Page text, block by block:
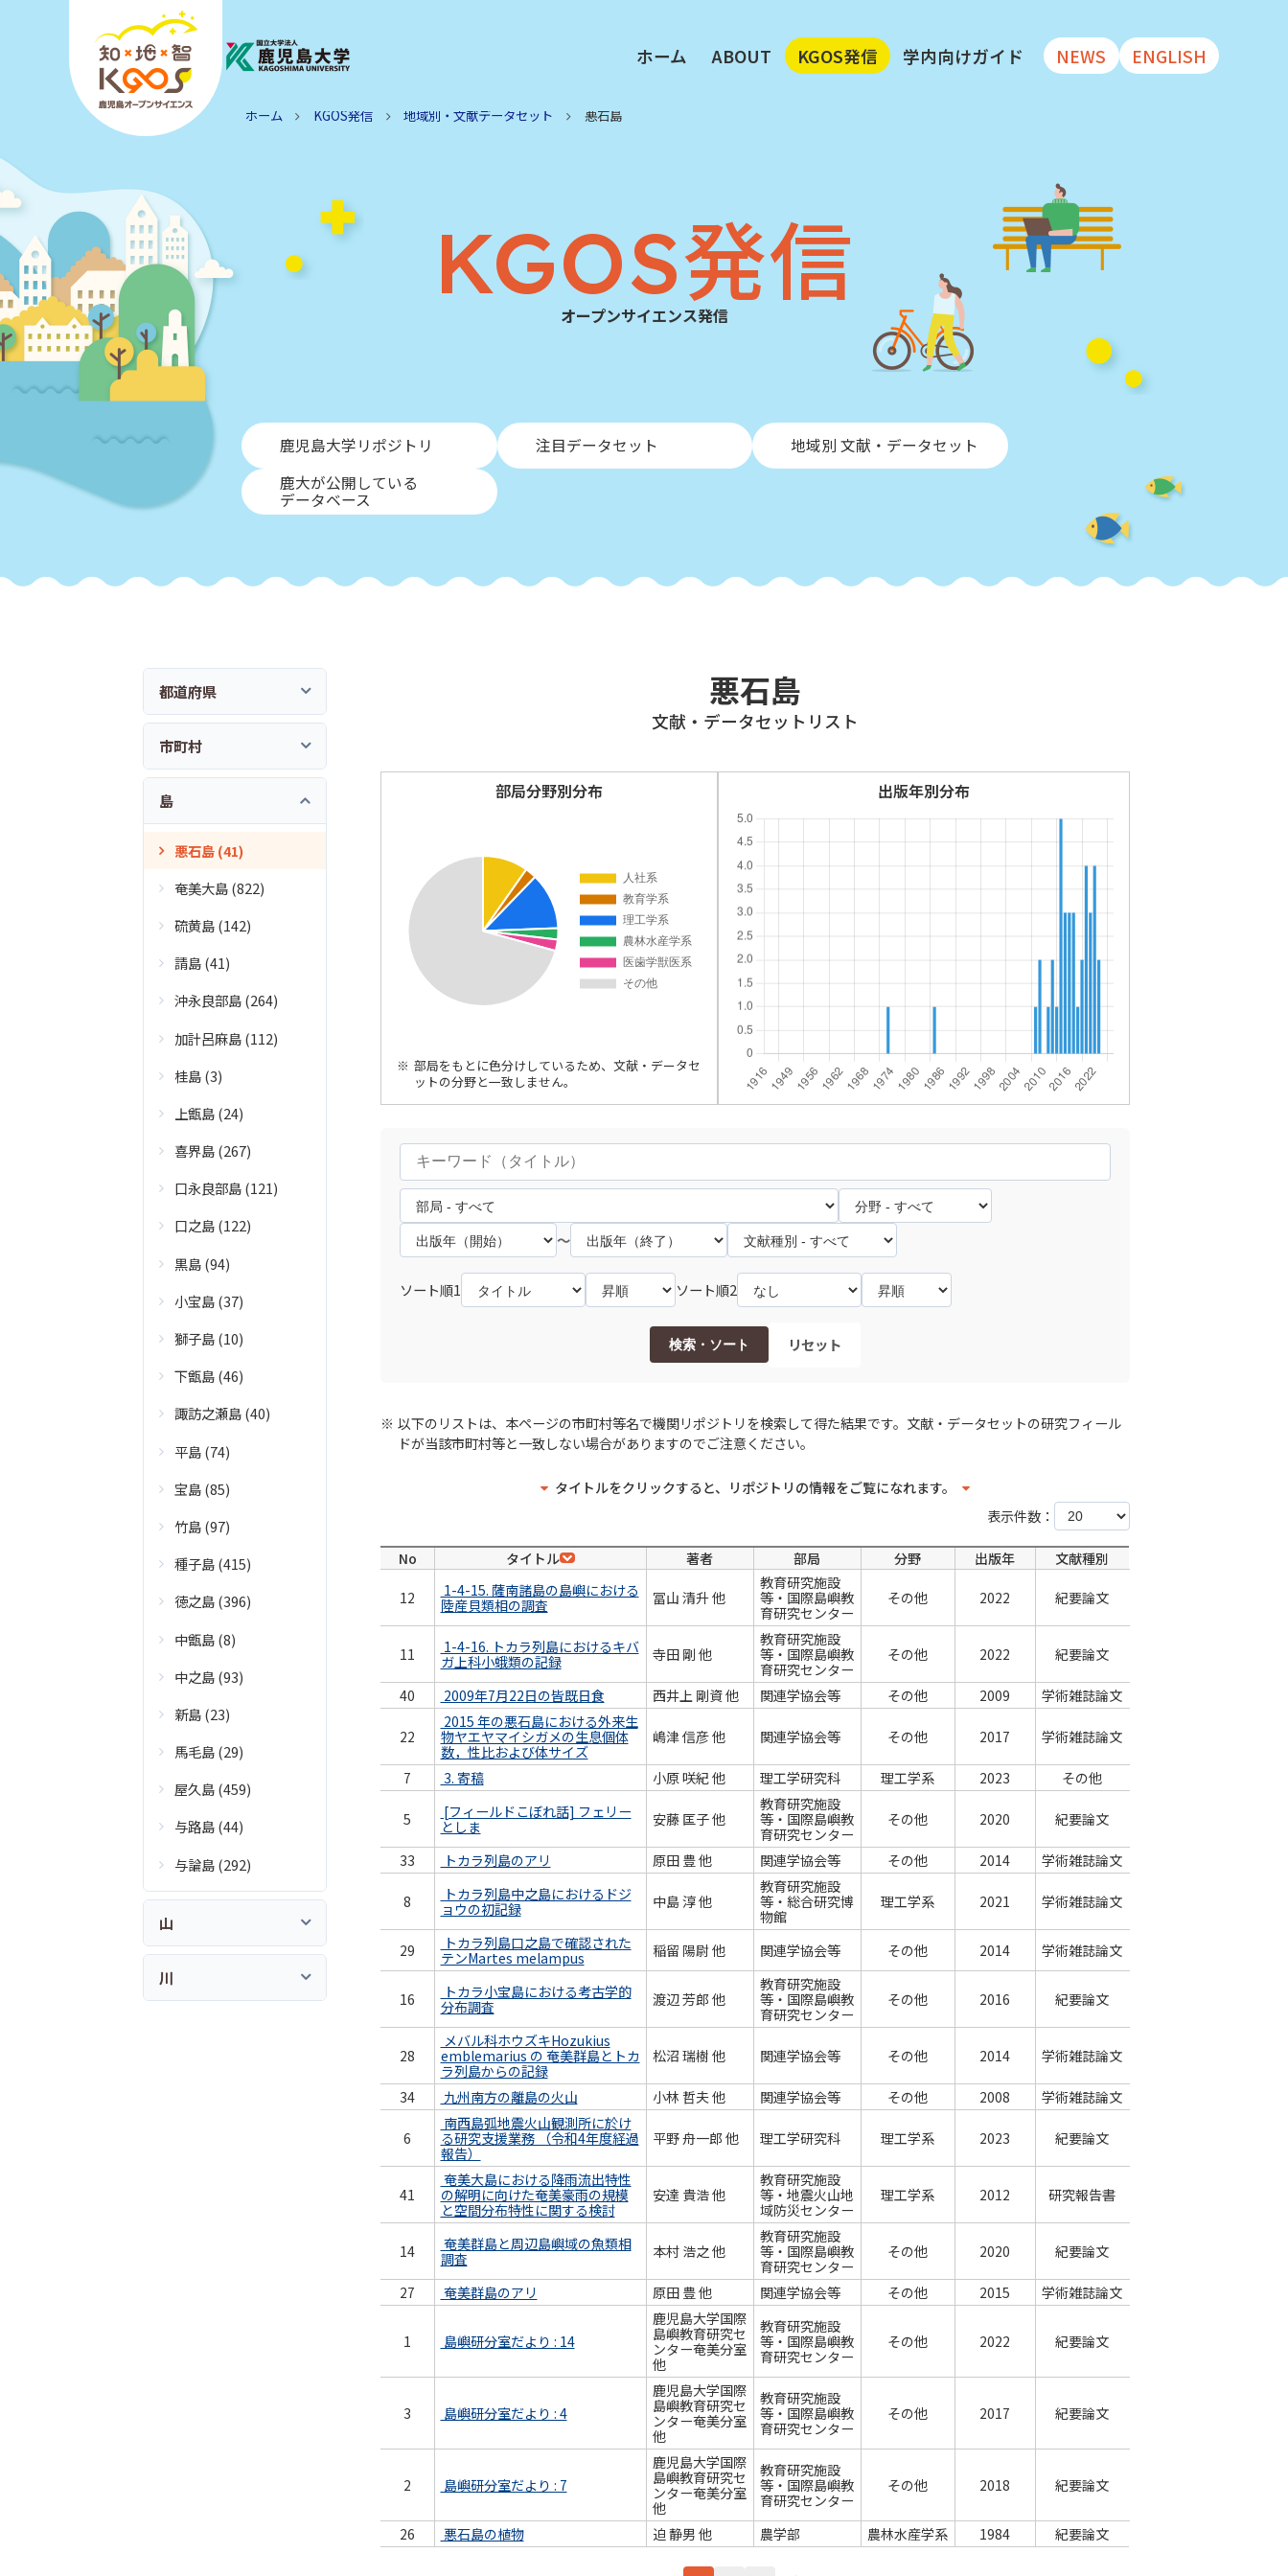
ホーム ABOUT KGOS発信 学内向けガイド NEWS ENGLISH
ホーム KGOS発信 地域別・文献データセット 悪石島
KGOS発信
オープンサイエンス発信
鹿児島大学リポジトリ 注目データセット
地域別 文献・データセット
鹿大が公開している
データベース
悪石島
⽂献・データセットリスト
部局分野別分布
部局をもとに色分けしているため、文献・データセ
ットの分野と一致しません。
出版年別分布
～
ソート順1 ソート順2
検索・ソート リセット
以下のリストは、本ページの市町村等名で機関リポジトリを検索して得た結果です。文献・データセットの研究フィール
ドが当該市町村等と一致しない場合がありますのでご注意ください。
タイトルをクリックすると、リポジトリの情報をご覧になれます。
表示件数：
No タイトル 著者 部局 分野 出版年 文献種別
12
1-4-15. 薩南諸島の島嶼における
陸産貝類相の調査
冨山 清升 他
教育研究施設
等・国際島嶼教
育研究センター
その他 2022 紀要論文
11
1-4-16. トカラ列島におけるキバ
ガ上科小蛾類の記録
寺田 剛 他
教育研究施設
等・国際島嶼教
育研究センター
その他 2022 紀要論文
40 2009年7月22日の皆既日食 西井上 剛資 他 関連学協会等 その他 2009 学術雑誌論文
22
2015 年の悪石島における外来生
物ヤエヤマイシガメの生息個体
数，性比および体サイズ
嶋津 信彦 他 関連学協会等 その他 2017 学術雑誌論文
7 3. 寄稿 小原 咲紀 他 理工学研究科 理工学系 2023 その他
5
[フィールドこぼれ話] フェリー
としま
安藤 匡子 他
教育研究施設
等・国際島嶼教
育研究センター
その他 2020 紀要論文
33 トカラ列島のアリ 原田 豊 他 関連学協会等 その他 2014 学術雑誌論文
8
トカラ列島中之島におけるドジ
ョウの初記録
中島 淳 他
教育研究施設
等・総合研究博
物館
理工学系 2021 学術雑誌論文
29
トカラ列島口之島で確認された
テンMartes melampus
稲留 陽尉 他 関連学協会等 その他 2014 学術雑誌論文
16
トカラ小宝島における考古学的
分布調査
渡辺 芳郎 他
教育研究施設
等・国際島嶼教
育研究センター
その他 2016 紀要論文
28
メバル科ホウズキHozukius
emblemarius の 奄美群島とトカ
ラ列島からの記録
松沼 瑞樹 他 関連学協会等 その他 2014 学術雑誌論文
34 九州南方の離島の火山 小林 哲夫 他 関連学協会等 その他 2008 学術雑誌論文
6
南西島弧地震火山観測所に於け
る研究支援業務 （令和4年度経過
報告）
平野 舟一郎 他 理工学研究科 理工学系 2023 紀要論文
41
奄美大島における降雨流出特性
の解明に向けた奄美豪雨の規模
と空間分布特性に関する検討
安達 貴浩 他
教育研究施設
等・地震火山地
域防災センター
理工学系 2012 研究報告書
14
奄美群島と周辺島嶼域の魚類相
調査
本村 浩之 他
教育研究施設
等・国際島嶼教
育研究センター
その他 2020 紀要論文
27 奄美群島のアリ 原田 豊 他 関連学協会等 その他 2015 学術雑誌論文
1 島嶼研分室だより : 14
鹿児島大学国際
島嶼教育研究セ
ンター奄美分室
他
教育研究施設
等・国際島嶼教
育研究センター
その他 2022 紀要論文
3 島嶼研分室だより : 4
鹿児島大学国際
島嶼教育研究セ
ンター奄美分室
他
教育研究施設
等・国際島嶼教
育研究センター
その他 2017 紀要論文
2 島嶼研分室だより : 7
鹿児島大学国際
島嶼教育研究セ
ンター奄美分室
他
教育研究施設
等・国際島嶼教
育研究センター
その他 2018 紀要論文
26 悪石島の植物 迫 静男 他 農学部 農林水産学系 1984 紀要論文
都道府県
市町村
島
悪石島 (41)
奄美大島 (822)
硫黄島 (142)
請島 (41)
沖永良部島 (264)
加計呂麻島 (112)
桂島 (3)
上甑島 (24)
喜界島 (267)
口永良部島 (121)
口之島 (122)
黒島 (94)
小宝島 (37)
獅子島 (10)
下甑島 (46)
諏訪之瀬島 (40)
平島 (74)
宝島 (85)
竹島 (97)
種子島 (415)
徳之島 (396)
中甑島 (8)
中之島 (93)
新島 (23)
馬毛島 (29)
屋久島 (459)
与路島 (44)
与論島 (292)
山
川